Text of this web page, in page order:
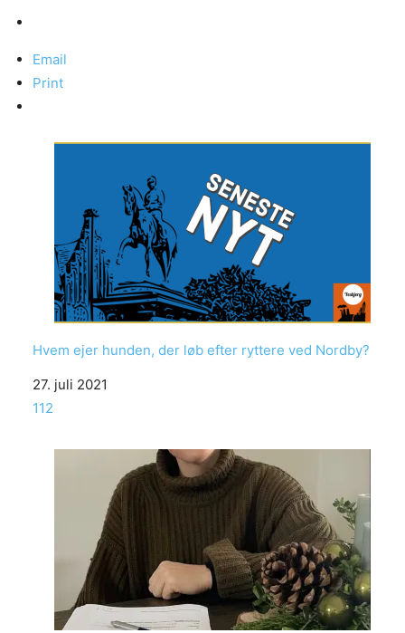
Email
Print
Hvem ejer hunden, der løb efter ryttere ved Nordby?
Date
27. juli 2021
In relation to
112